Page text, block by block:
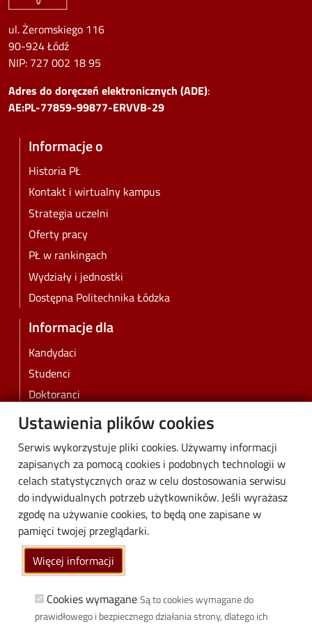
Ustawienia plików cookies
Serwis wykorzystuje pliki cookies. Używamy informacji
zapisanych za pomocą cookies i podobnych technologii w
celach statystycznych oraz w celu dostosowania serwisu
do indywidualnych potrzeb użytkowników. Jeśli wyrażasz
zgodę na używanie cookies, to będą one zapisane w
pamięci twojej przeglądarki.
Więcej informacji
Cookies wymagane Są to cookies wymagane do
prawidłowego i bezpiecznego działania strony, dlatego ich
ul. Żeromskiego 116
90-924 Łódź
NIP: 727 002 18 95
Adres do doręczeń elektronicznych (ADE):
AE:PL-77859-99877-ERVVB-29
Informacje o
Historia PŁ
Kontakt i wirtualny kampus
Strategia uczelni
Oferty pracy
PŁ w rankingach
Wydziały i jednostki
Dostępna Politechnika Łódzka
Informacje dla
Kandydaci
Studenci
Doktoranci
Pracownicy
Biznes
Media
Społeczność lokalna
Linki
Wikamp
Poczta elektroniczna
Biblioteka PŁ
Dyscypliny naukowe w PŁ